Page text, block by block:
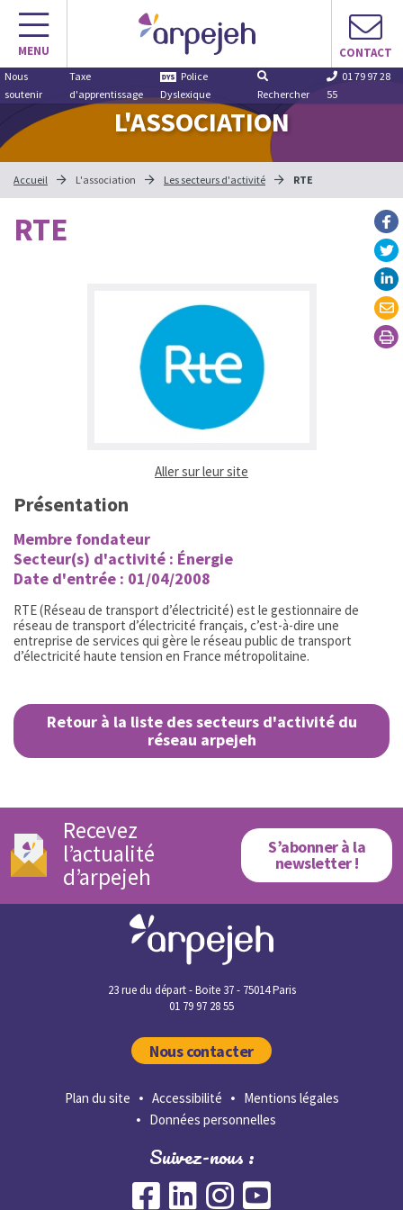
Aller
contenu
MENU CONTACT
Nous
soutenir
Taxe
d'apprentissage
Police
Dyslexique
Rechercher
01 79 97 28
55
L'ASSOCIATION
Accueil L'association Les secteurs d'activité RTE
RTE
Aller sur leur site
Présentation
Membre fondateur
Secteur(s) d'activité : Énergie
Date d'entrée : 01/04/2008
RTE (Réseau de transport d’électricité) est le gestionnaire de
réseau de transport d’électricité français, c’est-à-dire une
entreprise de services qui gère le réseau public de transport
d’électricité haute tension en France métropolitaine.
Retour à la liste des secteurs d'activité du
réseau arpejeh
Recevez
l’actualité
d’arpejeh
S’abonner à la
newsletter !
23 rue du départ - Boite 37 - 75014 Paris
01 79 97 28 55
Nous contacter
Plan du site Accessibilité
Mentions légales
Données personnelles
Suivez-nous :